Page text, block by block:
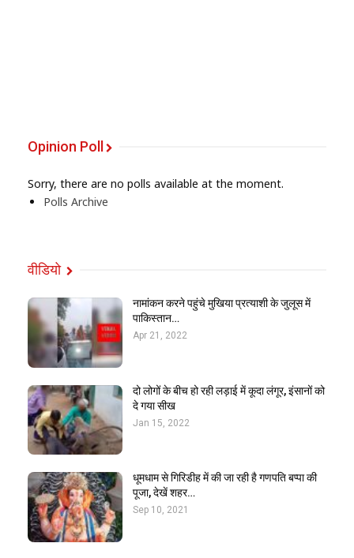
Opinion Poll
Sorry, there are no polls available at the moment.
Polls Archive
वीडियो
नामांकन करने पहुंचे मुखिया प्रत्याशी के जुलूस में
पाकिस्तान…
Apr 21, 2022
दो लोगों के बीच हो रही लड़ाई में कूदा लंगूर, इंसानों को
दे गया सीख
Jan 15, 2022
धूमधाम से गिरिडीह में की जा रही है गणपति बप्पा की
पूजा, देखें शहर…
Sep 10, 2021